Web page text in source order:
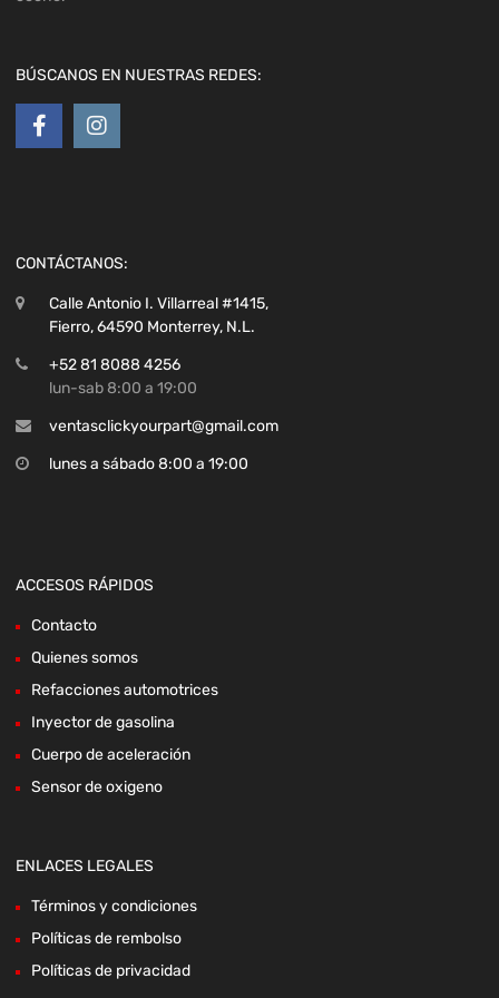
BÚSCANOS EN NUESTRAS REDES:
CONTÁCTANOS:
Calle Antonio I. Villarreal #1415,
Fierro, 64590 Monterrey, N.L.
+52 81 8088 4256
lun-sab 8:00 a 19:00
ventasclickyourpart@gmail.com
lunes a sábado 8:00 a 19:00
ACCESOS RÁPIDOS
Contacto
Quienes somos
Refacciones automotrices
Inyector de gasolina
Cuerpo de aceleración
Sensor de oxigeno
ENLACES LEGALES
Términos y condiciones
Políticas de rembolso
Políticas de privacidad